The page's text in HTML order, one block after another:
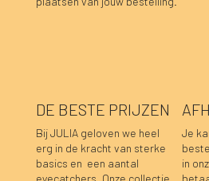
DE BESTE PRIJZEN
Bij JULIA geloven we heel
erg in de kracht van sterke
basics en een aantal
Je
in